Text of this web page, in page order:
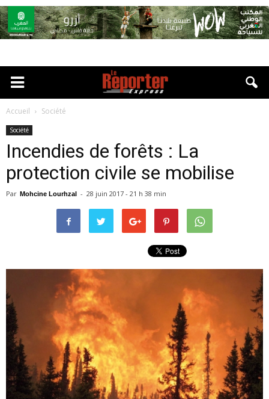
Accueil Société
Société
Incendies de forêts : La
protection civile se mobilise
Par Mohcine Lourhzal - 28 juin 2017 - 21 h 38 min